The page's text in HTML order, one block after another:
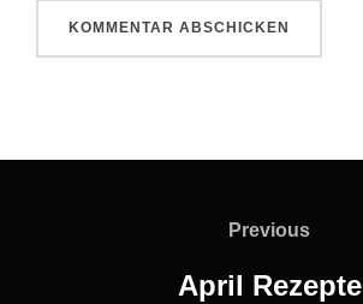
Previous
Previous
April Rezepte